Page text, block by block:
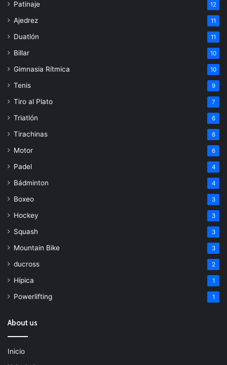
Patinaje 12
Ajedrez 11
Duatlón 11
Billar 10
Gimnasia Rítmica 10
Tenis 9
Tiro al Plato 7
Triatlón 6
Tirachinas 6
Motor 6
Padel 4
Bádminton 4
Boxeo 3
Hockey 3
Squash 3
Mountain Bike 3
ducross 2
Hípica 1
Powerlifting 1
About us
Inicio